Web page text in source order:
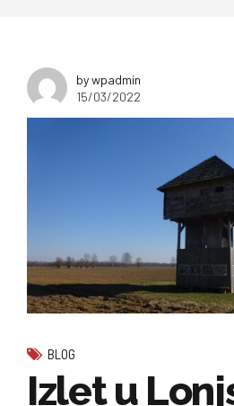
by wpadmin
15/03/2022
BLOG
Izlet u